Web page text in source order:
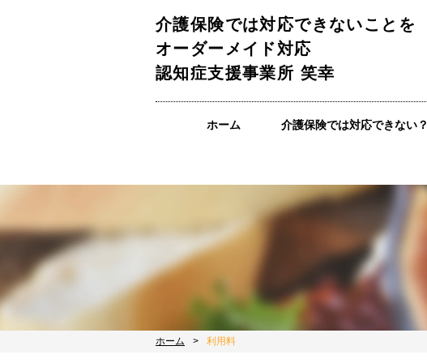
介護保険では対応できないことを
オーダーメイド対応
認知症支援事業所 笑幸
ホーム 介護保険では対応できない？
ホーム 利用料